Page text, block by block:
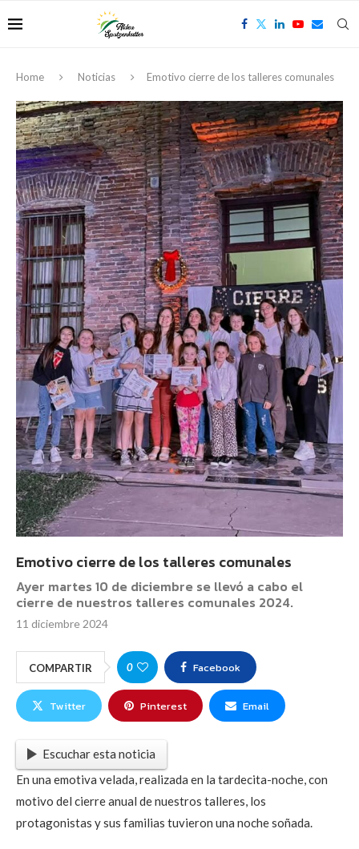
Home Noticias Emotivo cierre de los talleres comunales
Emotivo cierre de los talleres comunales
Ayer martes 10 de diciembre se llevó a cabo el
cierre de nuestros talleres comunales 2024.
11 diciembre 2024
COMPARTIR 0 Facebook
Twitter Pinterest Email
Escuchar esta noticia
En una emotiva velada, realizada en la tardecita-noche, con
motivo del cierre anual de nuestros talleres, los
protagonistas y sus familias tuvieron una noche soñada.